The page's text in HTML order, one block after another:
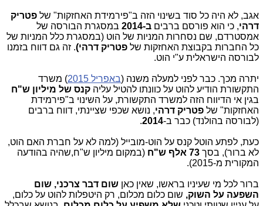
אגב, לא היה כל סוד בשינוי הזה ב"פירמידת האחזקות" של פטריק
דרהי, כי הוא פורסם ברבים ב-2014
במסגרת הבורסה של
אמסטרדם, שם נסחרות המניות של הוט (במסגרת כלל המניות של
כל החברות בקבוצת האחזקות של פטריק דרהי). זה גם דווח בזמנו
לבורסה הישראלית ע"י הוט.
יתרה מכך. כבר לפני למעלה משנה (באפריל 2015
) משרד
התקשורת הודיע להוט על כוונתו להטיל עליה קנס של מיליון ש"ח
בגין אי הדיווח הזה למשרד התקשורת, על השינוי ב"פירמידת
האחזקות" של פטריק דרהי, נושא שכפי שציינתי, דווח ברבים
(לבורסה בהולנד) כבר ב-2014
.
כעת, לפתע הוטל קנס על הוט-מובייל (למה לא על חברת האם הוט,
לא ברור), בסך 73 אלף ש"ח
(במקום מיליון ש"ח,שהיה בהודעה
המקורית מ-2015).
ברור לכל מי שעיניו בראשו, שאין כאן שום דבר צרכני, שום
השפעה על השוק, שום כלום מכלום, רק היטפלות להוט על כלום,